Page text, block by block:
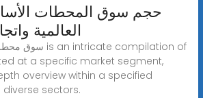
حجم سوق المحطات
العالمية
at a specific market segment,
overview within a specified
sectors.